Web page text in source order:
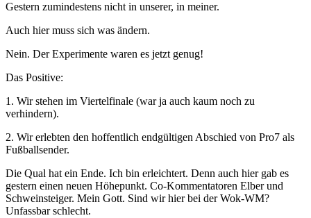
Gestern zumindestens nicht in unserer, in meiner.
Auch hier muss sich was ändern.
Nein. Der Experimente waren es jetzt genug!
Das Positive:
1. Wir stehen im Viertelfinale (war ja auch kaum noch zu
verhindern).
2. Wir erlebten den hoffentlich endgültigen Abschied von Pro7 als
Fußballsender.
Die Qual hat ein Ende. Ich bin erleichtert. Denn auch hier gab es
gestern einen neuen Höhepunkt. Co-Kommentatoren Elber und
Schweinsteiger. Mein Gott. Sind wir hier bei der Wok-WM?
Unfassbar schlecht.